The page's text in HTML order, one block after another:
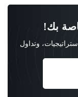
بك!
وتداول